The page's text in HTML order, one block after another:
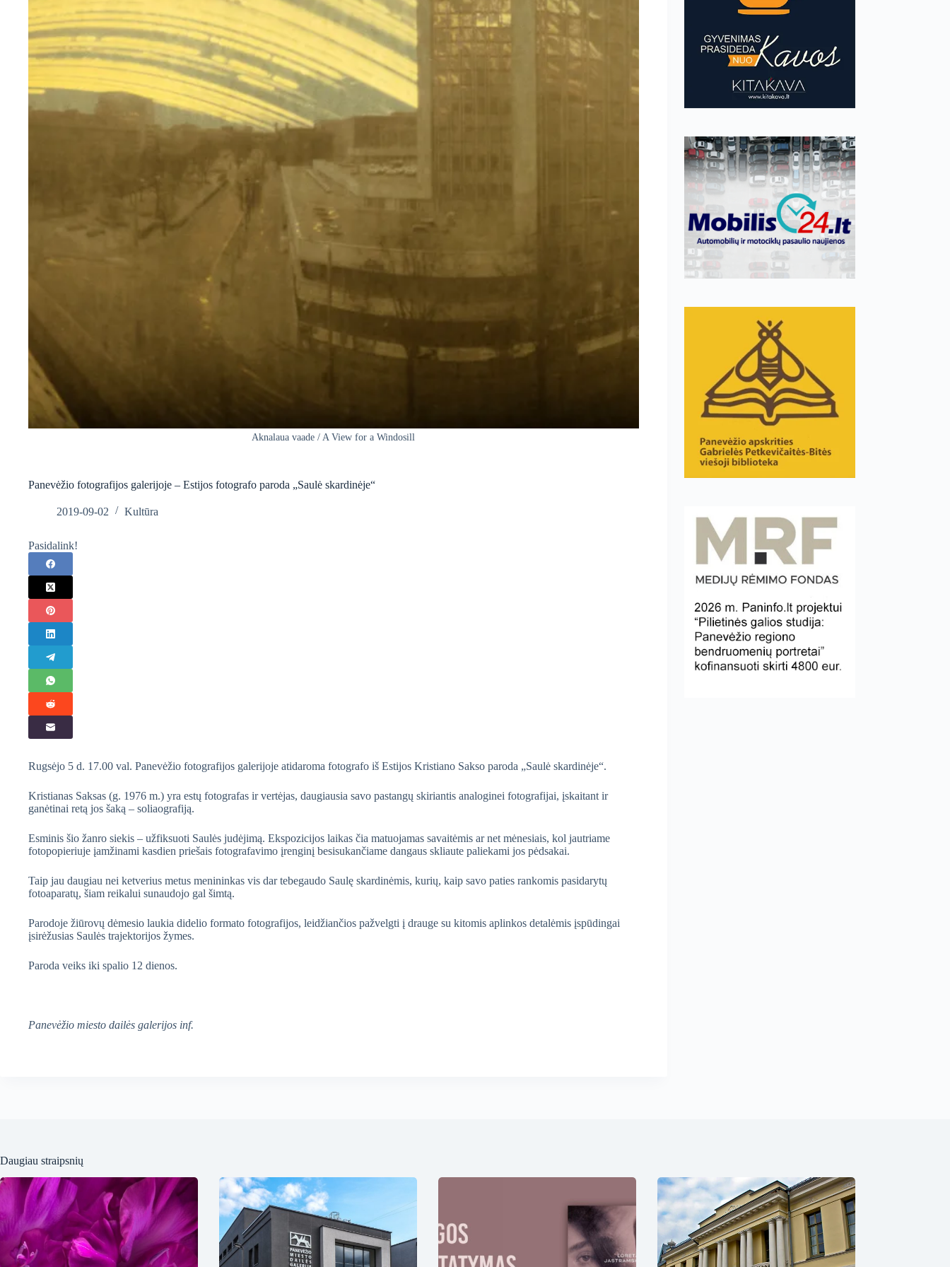
Aknalaua vaade / A View for a Windosill
Panevėžio fotografijos galerijoje – Estijos fotografo paroda „Saulė skardinėje“
2019-09-02 Kultūra
Pasidalink!
Rugsėjo 5 d. 17.00 val. Panevėžio fotografijos galerijoje atidaroma fotografo iš Estijos Kristiano Sakso paroda „Saulė skardinėje“.
Kristianas Saksas (g. 1976 m.) yra estų fotografas ir vertėjas, daugiausia savo pastangų skiriantis analoginei fotografijai, įskaitant ir
ganėtinai retą jos šaką – soliaografiją.
Esminis šio žanro siekis – užfiksuoti Saulės judėjimą. Ekspozicijos laikas čia matuojamas savaitėmis ar net mėnesiais, kol jautriame
fotopopieriuje įamžinami kasdien priešais fotografavimo įrenginį besisukančiame dangaus skliaute paliekami jos pėdsakai.
Taip jau daugiau nei ketverius metus menininkas vis dar tebegaudo Saulę skardinėmis, kurių, kaip savo paties rankomis pasidarytų
fotoaparatų, šiam reikalui sunaudojo gal šimtą.
Parodoje žiūrovų dėmesio laukia didelio formato fotografijos, leidžiančios pažvelgti į drauge su kitomis aplinkos detalėmis įspūdingai
įsirėžusias Saulės trajektorijos žymes.
Paroda veiks iki spalio 12 dienos.
Panevėžio miesto dailės galerijos inf.
Daugiau straipsnių